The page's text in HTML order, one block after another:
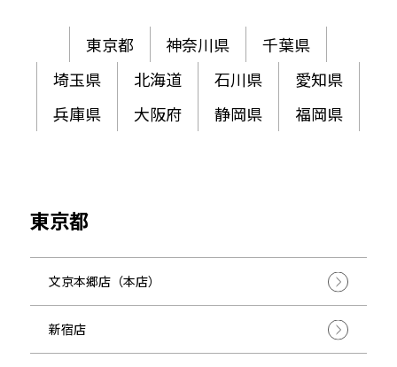
東京都 神奈川県
千葉県
埼玉県
北海道 石川県
愛知県
兵庫県
大阪府 静岡県 福岡県
東京都
文京本郷店（本店）
新宿店